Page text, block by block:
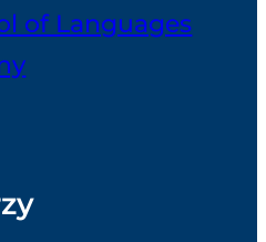
of Languages